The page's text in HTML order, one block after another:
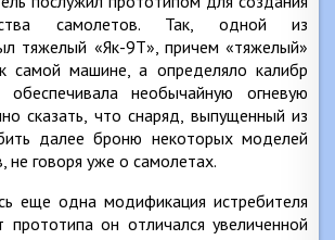
самолетов. Так, одной из
тяжелый «Як-9Т», причем «тяжелый»
самой машине, а определяло калибр
обеспечивала необычайную огневую
сказать, что снаряд, выпущенный из
далее броню некоторых моделей
не говоря уже о самолетах.
еще одна модификация истребителя
он отличался увеличенной